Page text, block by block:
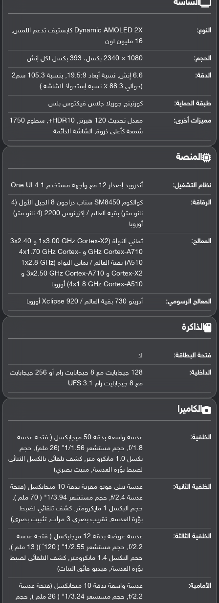
الشاشة
النوع:
Dynamic AMOLED 2X كابستيف تدعم اللمس,
16 مليون لون
الحجم: 1080 × 2340 بكسل، 393 بكسل لكل إنش
الدقة:
6.6 إنش, نسبة أبعاد 19.5:9, بنسبة 105.3 سم2
(حوالي 88.3 ٪ نسبة إستحواذ الشاشة )
طبقة الحماية: كورنينج جوريلا جلاس فيكتوس بلس
مميزات أخرى:
معدل تحديث 120 هيرتز, HDR10+, سطوع 1750
شمعة كأعلى ذروة, الشاشة الدائمة
المنصة
نظام التشغيل: أندرويد إصدار 12 مع واجهة مستخدم One UI 4.1
الرقاقة:
كوالكوم SM8450 سناب دراجون 8 الجيل الأول (4
نانو متر) بقية العالم / إكزينوس 2200 (4 نانو متر)
أوروبا
المعالج:
ثماني النواة (1x3.00 GHz Cortex-X2 و 3x2.40
GHz Cortex-A710 و 4x1.70 GHz Cortex-
A510) بقية العالم / ثماني النواة (1x2.8 GHz
Cortex-X2 و 3x2.50 GHz Cortex-A710 و
4x1.8 GHz Cortex-A510) أوروبا
المعالج الرسومي: أدرينو 730 بقية العالم / Xclipse 920 أوروبا
الذاكرة
فتحة البطاقة: لا
الداخلية:
128 جيجابايت مع 8 جيجابايت رام أو 256 جيجابايت
مع 8 جيجابايت رام UFS 3.1
الكاميرا
الخلفية:
عدسة واسعة بدقة 50 ميجابكسل ( فتحة عدسة
f/1.8, حجم مستشعر 1/1.56" (26 ملم), حجم
بكسل 1.0 مايكرو متر, كشف تلقائي بالكسل الثنائي
لضبط بؤرة العدسة, مثبت بصري)
الخلفية الثانية:
عدسة تيلي فوتو مقربة بدقة 10 ميجابكسل (فتحة
عدسة f/2.4, حجم مستشعر 1/3.94" ( 70 ملم ),
حجم البكسل 1 مايكرومتر, كشف تلقائي لضبط
بؤرة العدسة, تقريب بصري 3 مرات, تثبيت بصري)
الخلفية الثالثة:
عدسة عريضة بدقة 12 ميجابكسل ( فتحة عدسة
f/2.2, حجم مستشعر 1/2.55" ( 120˚ )( 13 ملم ),
حجم البكسل 1.4 مايكرومتر, كشف التلقائي لضبط
بؤرة العدسة, فيديو فائق الثبات)
الأمامية:
عدسة واسعة بدقة 10 ميجابكسل (فتحة عدسة
f/2.2, حجم مستشعر 1/3.24" ( 26 ملم ), حجم